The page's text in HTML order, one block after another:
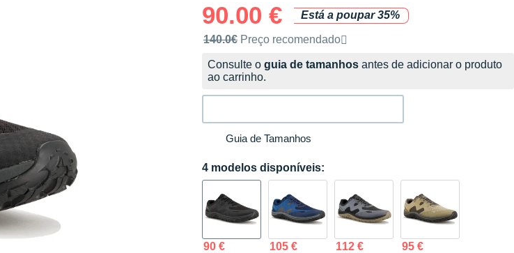
90.00 €
Está a poupar 35%
Preço de venda recomendado pela marca
140.0€ Preço recomendado
Consulte o guia de tamanhos antes de adicionar o produto
ao carrinho.
Guia de Tamanhos
4 modelos disponíveis:
90 € 105 € 112 € 95 €